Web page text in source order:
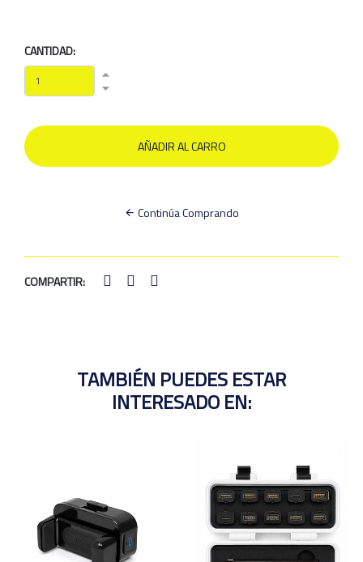
CANTIDAD:
Continúa Comprando
COMPARTIR:
TAMBIÉN PUEDES ESTAR
INTERESADO EN: